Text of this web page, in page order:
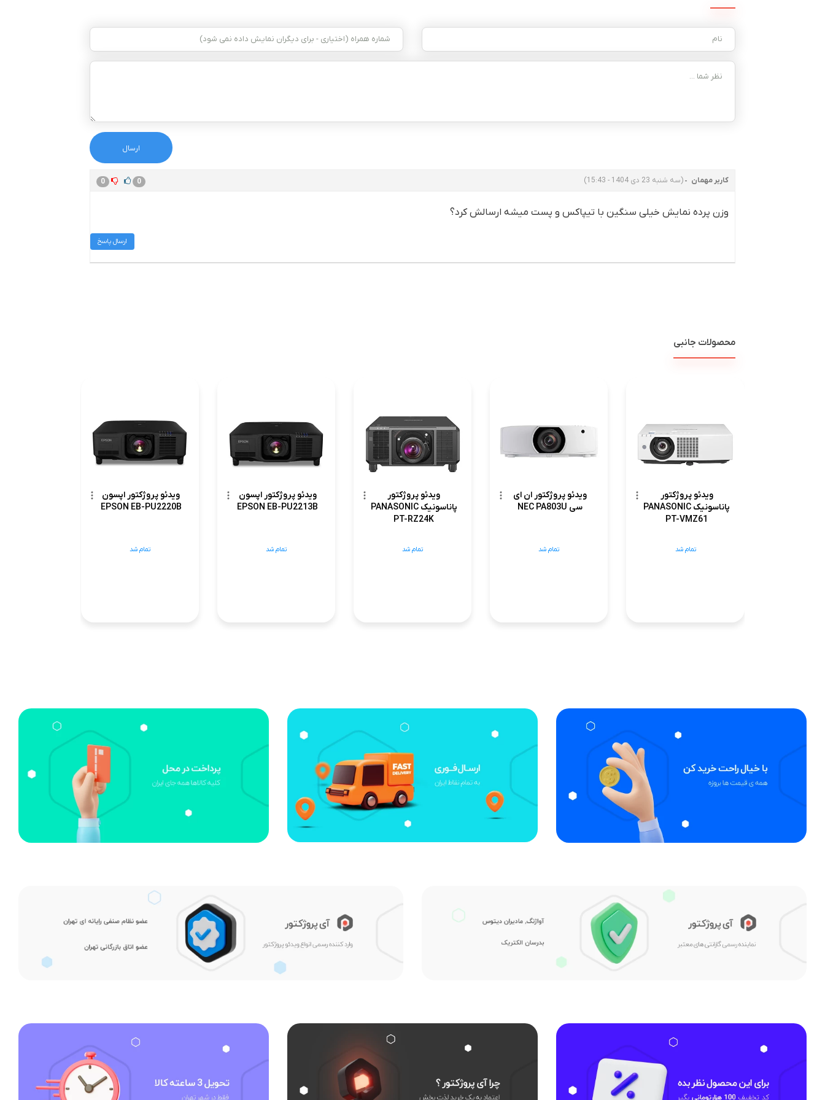
کاربر مهمان (سه شنبه 23 دی 1404 - 15:43) 0 0
وزن پرده نمایش خیلی سنگین با تیپاکس و پست میشه ارسالش کرد؟
ارسال پاسخ
محصولات جانبی
ویدئو پروژکتور
پاناسونیک PANASONIC
PT-VMZ61
تمام شد
ویدئو پروژکتور ان ای
سی NEC PA803U
تمام شد
ویدئو پروژکتور
پاناسونیک PANASONIC
PT-RZ24K
تمام شد
ویدئو پروژکتور اپسون
EPSON EB-PU2213B
تمام شد
ویدئو پروژکتور اپسون
EPSON EB-PU2220B
تمام شد